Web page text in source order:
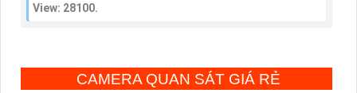
View: 28100.
CAMERA QUAN SÁT GIÁ RẺ